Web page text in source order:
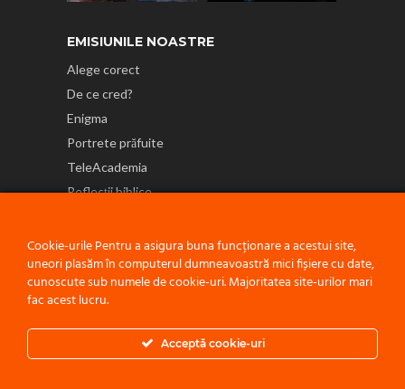
EMISIUNILE NOASTRE
Alege corect
De ce cred?
Enigma
Portrete prăfuite
TeleAcademia
Reflecții biblice
Politică de confidențialitate
Cookie-urile Pentru a asigura buna funcționare a acestui site,
uneori plasăm în computerul dumneavoastră mici fișiere cu date,
cunoscute sub numele de cookie-uri. Majoritatea site-urilor mari
fac acest lucru.
Acceptă cookie-uri